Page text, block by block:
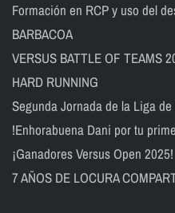
Formación en RCP y uso del
BARBACOA
VERSUS BATTLE OF TEAMS
HARD RUNNING
Segunda Jornada de la Liga
!Enhorabuena Dani por tu
¡Ganadores Versus Open 2025!
7 AÑOS DE LOCURA